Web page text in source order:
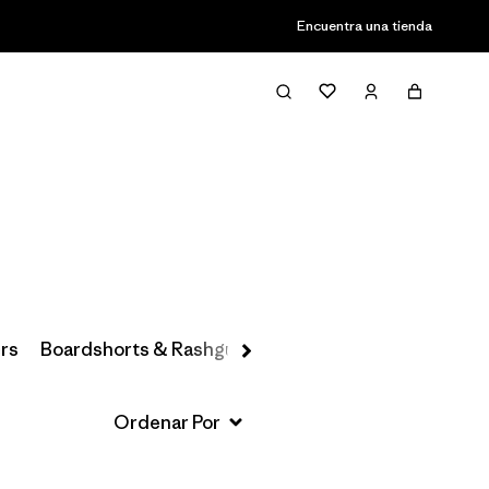
Encuentra una tienda
Filter & Sort
Boardshorts & Rashguards